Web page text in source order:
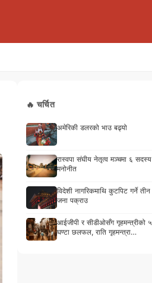
🔥 चर्चित
अमेरिकी डलरको भाउ बढ्यो
रास्वपा संघीय नेतृत्व मञ्चमा ६ सदस्य
मनोनीत
विदेशी नागरिकमाथि कुटपिट गर्ने तीन
जना पक्राउ
आईजीपी र सीडीओसँग गृहमन्त्रीको ५
घण्टा छलफल, राति गृहमन्त्रा…